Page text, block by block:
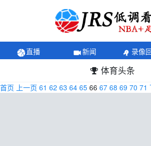
直播 新闻 录像
体育头条
首页 上一页 61 62 63 64 65 66 67 68 69 70 71